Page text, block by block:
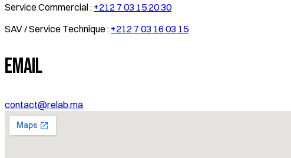
Service Commercial : +212 7 03 15 20 30
SAV / Service Technique : +212 7 03 16 03 15
Email
contact@relab.ma